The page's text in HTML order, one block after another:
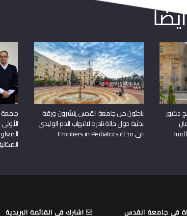
دكتور
باحثون من جامعة القدس ينشرون ورقة
بحثية حول حالة نادرة لالتهاب الدم الوليدي
في مجلة Frontiers in Pediatrics
في جامعة القدس اشترك في القائمة البريدية